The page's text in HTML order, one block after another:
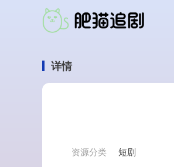
详情
资源分类
短剧